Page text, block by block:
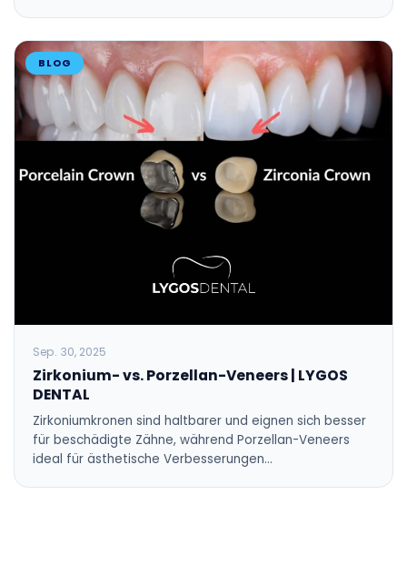
BLOG
Sep. 30, 2025
Zirkonium- vs. Porzellan-Veneers | LYGOS
DENTAL
Zirkoniumkronen sind haltbarer und eignen sich besser
für beschädigte Zähne, während Porzellan-Veneers
ideal für ästhetische Verbesserungen…